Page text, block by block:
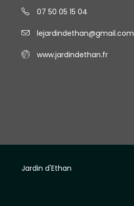
07 50 05 15 04
lejardindethan@gmail.com
www.jardindethan.fr
Jardin d'Ethan